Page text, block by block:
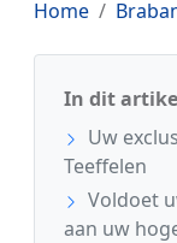
Home
In dit
Uw
Teeffelen
Voldoet
aan uw